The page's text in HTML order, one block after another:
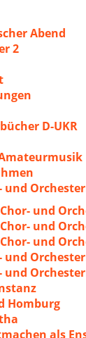
Abend
2
D-UKR
und
und
und
und
und
und
Homburg
als